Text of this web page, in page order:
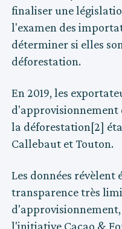
finaliser une
l'examen des
déterminer si elles
déforestation.
En 2019, les
d'approvisionnement
la déforestation[2]
Callebaut et Touton.
Les données révèlent
transparence très
l'initiative Cacao &